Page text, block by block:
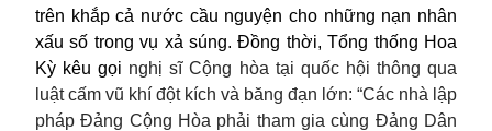
trên khắp cả nước cầu nguyện cho những nạn nhân
xấu số trong vụ xả súng. Đồng thời, Tổng thống Hoa
Kỳ kêu gọi nghị sĩ Cộng hòa tại quốc hội thông qua
luật cấm vũ khí đột kích và băng đạn lớn: “Các nhà lập
pháp Đảng Cộng Hòa phải tham gia cùng Đảng Dân